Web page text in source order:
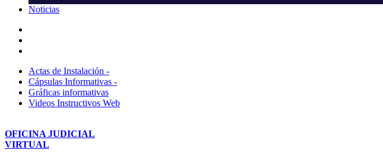
Noticias
Actas de Instalación -
Cápsulas Informativas -
Gráficas informativas
Videos Instructivos Web
OFICINA JUDICIAL
VIRTUAL